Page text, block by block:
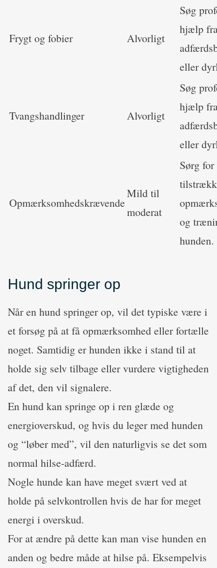
Frygt og fobier Alvorligt
Søg
hjælp
eller
Tvangshandlinger Alvorligt
Søg
hjælp
eller
Opmærksomhedskrævende
Mild til
moderat
Sørg for
og
hunden.
Hund springer op
Når en hund springer op, vil det typiske være i
et forsøg på at få opmærksomhed eller fortælle
noget. Samtidig er hunden ikke i stand til at
holde sig selv tilbage eller vurdere vigtigheden
af det, den vil signalere.
En hund kan springe op i ren glæde og
energioverskud, og hvis du leger med hunden
og “løber med”, vil den naturligvis se det som
normal hilse-adfærd.
Nogle hunde kan have meget svært ved at
holde på selvkontrollen hvis de har for meget
energi i overskud.
For at ændre på dette kan man vise hunden en
anden og bedre måde at hilse på. Eksempelvis